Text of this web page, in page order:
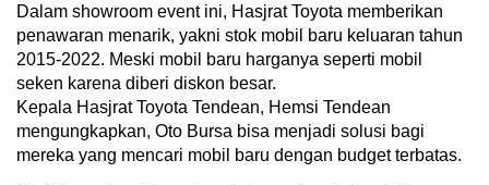
Dalam showroom event ini, Hasjrat Toyota memberikan
penawaran menarik, yakni stok mobil baru keluaran tahun
2015-2022. Meski mobil baru harganya seperti mobil
seken karena diberi diskon besar.
Kepala Hasjrat Toyota Tendean, Hemsi Tendean
mengungkapkan, Oto Bursa bisa menjadi solusi bagi
mereka yang mencari mobil baru dengan budget terbatas.